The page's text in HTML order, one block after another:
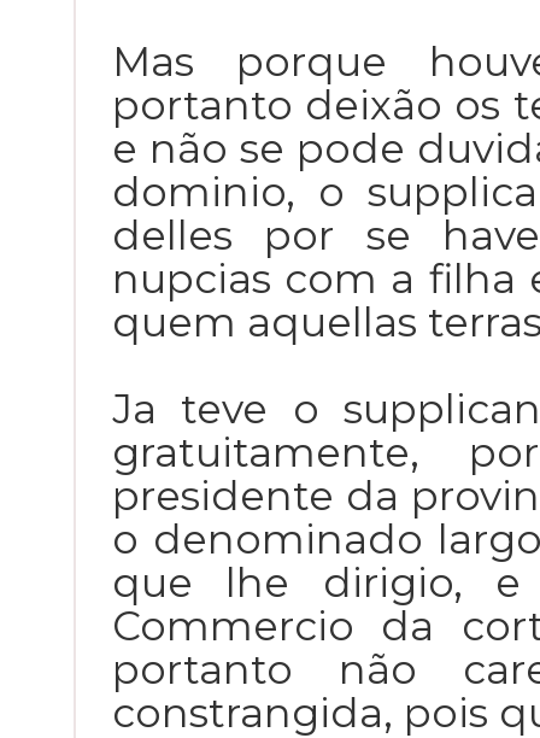
Mas porque
portanto deixão os
e não se pode
dominio, o
delles por se
nupcias com a filha
quem aquellas
Ja teve o
gratuitamente,
presidente da
o denominado
que lhe dirigio,
Commercio da
portanto não
constrangida, pois